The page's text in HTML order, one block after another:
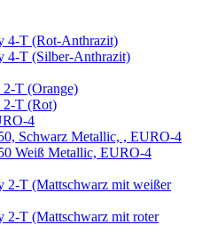
4-T (Rot-Anthrazit)
4-T (Silber-Anthrazit)
T (Orange)
2-T (Rot)
4
Schwarz Metallic, , EURO-4
Weiß Metallic, EURO-4
2-T (Mattschwarz mit weißer
2-T (Mattschwarz mit roter